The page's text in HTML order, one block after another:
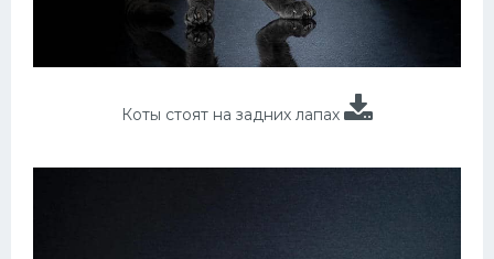
Коты стоят на задних лапах